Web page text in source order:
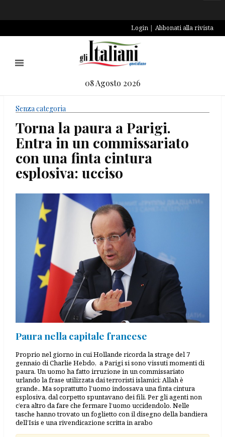
Login Abbonati alla rivista
08 Agosto 2026
Senza categoria
Torna la paura a Parigi.
Entra in un commissariato
con una finta cintura
esplosiva: ucciso
Paura nella capitale francese
Proprio nel giorno in cui Hollande ricorda la strage del 7
gennaio di Charlie Hebdo, a Parigi si sono vissuti momenti di
paura. Un uomo ha fatto irruzione in un commissariato
urlando la frase utilizzata dai terroristi islamici: Allah è
grande.. Ma soprattutto l’uomo indossava una finta cintura
esplosiva, dal corpetto spuntavano dei fili. Per gli agenti non
c’era altro da fare che fermare l’uomo uccidendolo. Nelle
tasche hanno trovato un foglietto con il disegno della bandiera
dell’Isis e una rivendicazione scritta in arabo